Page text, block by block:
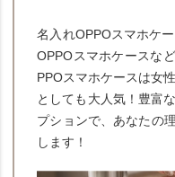
名入れOPPOスマホケ
OPPOスマホケースな
PPOスマホケースは女
としても大人気！豊富
プションで、あなたの
します！